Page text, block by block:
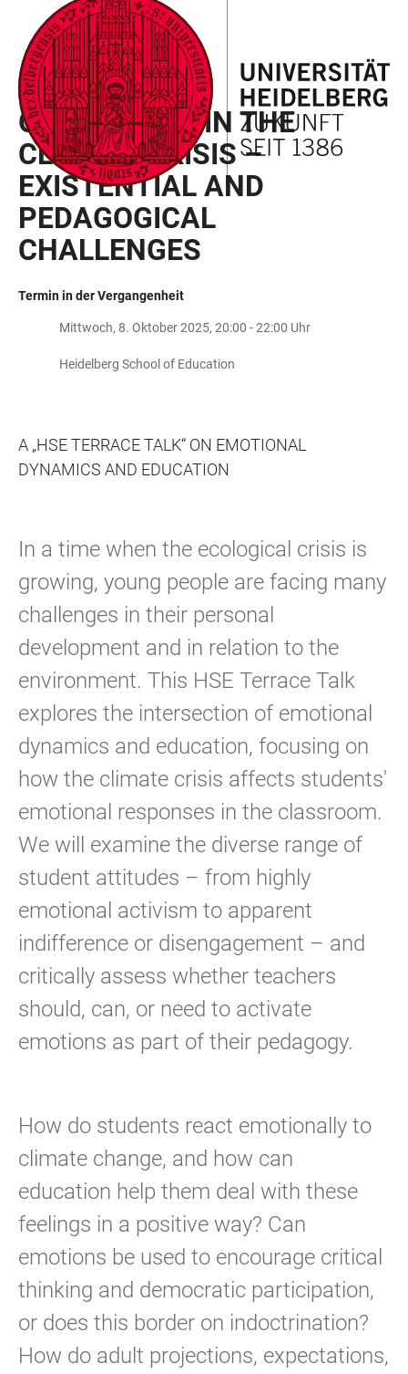
LINKS
ZUR
BARRIEREFREIHEIT
ZUM
HAUPTINHALT
HAUPTNAVIGATION
ÖFFNEN
WEBSEITENSUCHE
ÖFFNEN
VERANSTALTUNGEN DER HSE
GROWING UP IN THE
CLIMATE CRISIS –
EXISTENTIAL AND
PEDAGOGICAL
CHALLENGES
Termin in der Vergangenheit
Mittwoch, 8. Oktober 2025, 20:00 - 22:00 Uhr
Heidelberg School of Education
A „HSE TERRACE TALK“ ON EMOTIONAL
DYNAMICS AND EDUCATION
In a time when the ecological crisis is
growing, young people are facing many
challenges in their personal
development and in relation to the
environment. This HSE Terrace Talk
explores the intersection of emotional
dynamics and education, focusing on
how the climate crisis affects students'
emotional responses in the classroom.
We will examine the diverse range of
student attitudes – from highly
emotional activism to apparent
indifference or disengagement – and
critically assess whether teachers
should, can, or need to activate
emotions as part of their pedagogy.
How do students react emotionally to
climate change, and how can
education help them deal with these
feelings in a positive way? Can
emotions be used to encourage critical
thinking and democratic participation,
or does this border on indoctrination?
How do adult projections, expectations,